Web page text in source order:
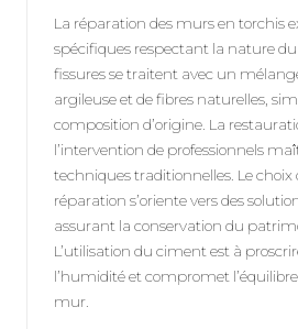
La réparation des murs en torchis
spécifiques respectant la nature
fissures se traitent avec un
argileuse et de fibres naturelles,
composition d’origine. La
l’intervention de professionnels
techniques traditionnelles. Le
réparation s’oriente vers des
assurant la conservation du
L’utilisation du ciment est à
l’humidité et compromet
mur.